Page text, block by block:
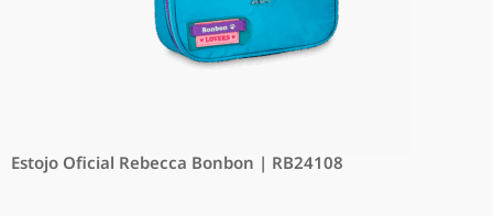
Estojo Oficial Rebecca Bonbon | RB24108